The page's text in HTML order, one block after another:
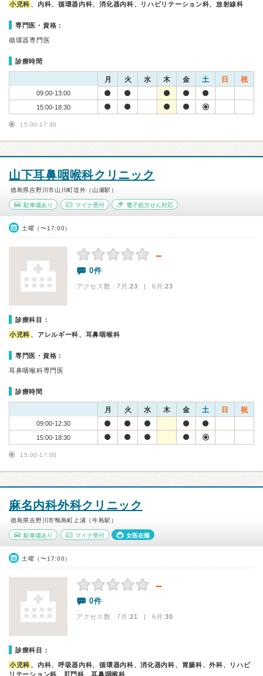
小児科 、内科、循環器内科、消化器内科、リハビリテーション科、放射線科
専門医・資格：
循環器専門医
診療時間
月 火 水 木 金 土 日 祝
09:00-13:00
15:00-18:30
15:00-17:30
山下耳鼻咽喉科クリニック
徳島県吉野川市山川町堤外（山瀬駅）
駐車場あり マイナ受付 電子処方せん対応
土曜（〜17:00）
－
0件
アクセス数 7月:23 | 6月:23
診療科目：
小児科 、アレルギー科、耳鼻咽喉科
専門医・資格：
耳鼻咽喉科専門医
診療時間
月 火 水 木 金 土 日 祝
09:00-12:30
15:00-18:30
15:00-17:00
麻名内科外科クリニック
徳島県吉野川市鴨島町上浦（牛島駅）
駐車場あり マイナ受付 女医在籍
土曜（〜17:00）
－
0件
アクセス数 7月:21 | 6月:30
診療科目：
小児科 、内科、呼吸器内科、循環器内科、消化器内科、胃腸科、外科、リハビ
リテーション科、肛門科、耳鼻咽喉科